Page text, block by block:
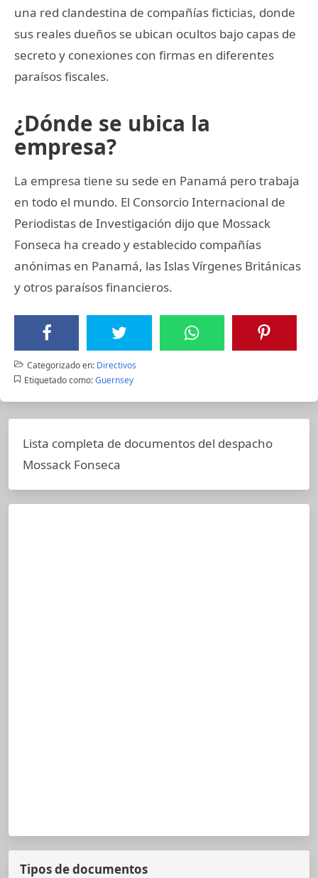
una red clandestina de compañías ficticias, donde
sus reales dueños se ubican ocultos bajo capas de
secreto y conexiones con firmas en diferentes
paraísos fiscales.
¿Dónde se ubica la
empresa?
La empresa tiene su sede en Panamá pero trabaja
en todo el mundo. El Consorcio Internacional de
Periodistas de Investigación dijo que Mossack
Fonseca ha creado y establecido compañías
anónimas en Panamá, las Islas Vírgenes Británicas
y otros paraísos financieros.
Categorizado en: Directivos
Etiquetado como: Guernsey
Lista completa de documentos del despacho
Mossack Fonseca
Tipos de documentos